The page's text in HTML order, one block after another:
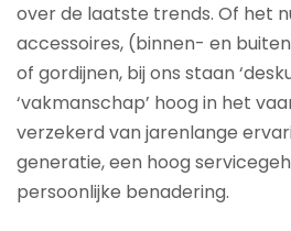
over de laatste trends. Of het
accessoires, (binnen- en
of gordijnen, bij ons staan
‘vakmanschap’ hoog in het
verzekerd van jarenlange
generatie, een hoog
persoonlijke benadering.